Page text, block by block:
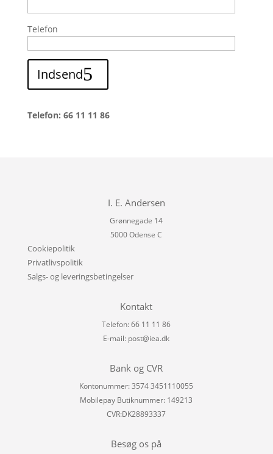
Telefon
Indsend
Telefon: 66 11 11 86
I. E. Andersen
Grønnegade 14
5000 Odense C
Cookiepolitik
Privatlivspolitik
Salgs- og leveringsbetingelser
Kontakt
Telefon: 66 11 11 86
E-mail: post@iea.dk
Bank og CVR
Kontonummer: 3574 3451110055
Mobilepay Butiknummer: 149213
CVR:DK28893337
Besøg os på